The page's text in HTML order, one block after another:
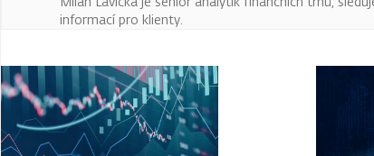
informací pro klienty.